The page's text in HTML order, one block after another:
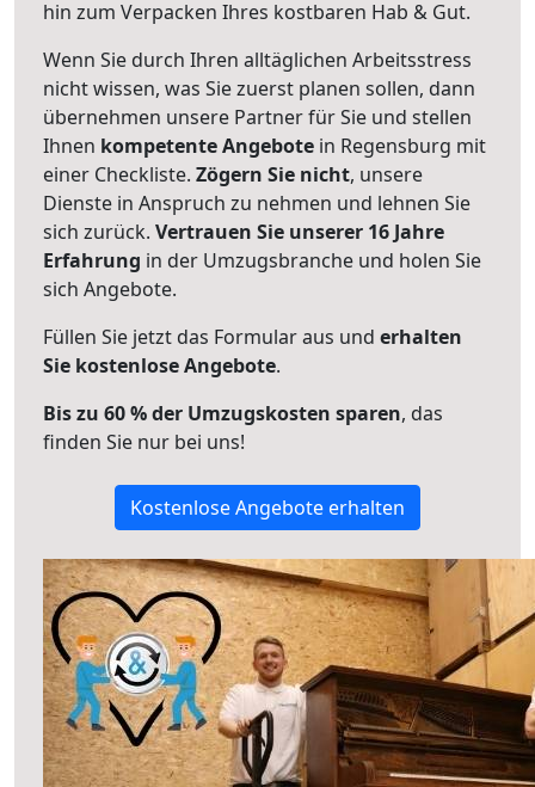
hin zum Verpacken Ihres kostbaren Hab & Gut.
Wenn Sie durch Ihren alltäglichen Arbeitsstress
nicht wissen, was Sie zuerst planen sollen, dann
übernehmen unsere Partner für Sie und stellen
Ihnen kompetente Angebote in Regensburg mit
einer Checkliste. Zögern Sie nicht, unsere
Dienste in Anspruch zu nehmen und lehnen Sie
sich zurück. Vertrauen Sie unserer 16 Jahre
Erfahrung in der Umzugsbranche und holen Sie
sich Angebote.
Füllen Sie jetzt das Formular aus und erhalten
Sie kostenlose Angebote.
Bis zu 60 % der Umzugskosten sparen, das
finden Sie nur bei uns!
Kostenlose Angebote erhalten